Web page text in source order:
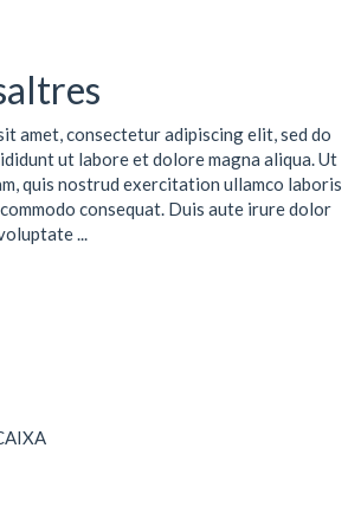
amet, consectetur adipiscing elit, sed do
ut labore et dolore magna aliqua. Ut
quis nostrud exercitation ullamco laboris
consequat. Duis aute irure dolor
...